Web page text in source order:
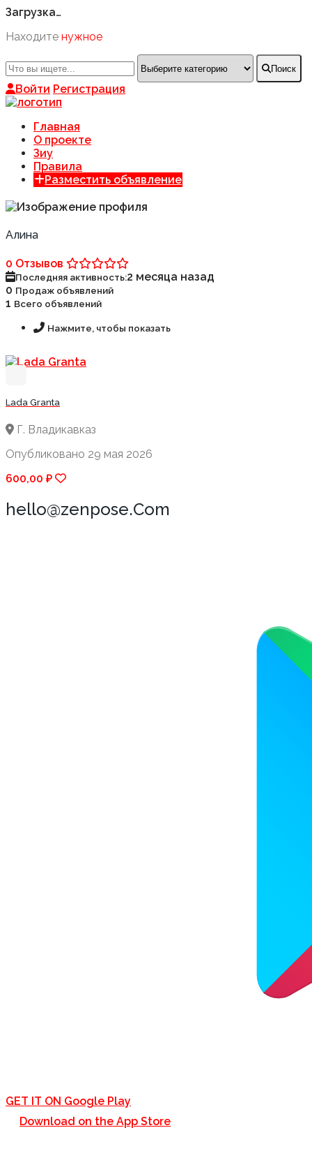
Загрузка…
Находите нужное
Поиск
Войти Регистрация
Главная
О проекте
Зиу
Правила
Разместить объявление
Алина
0 Отзывов
Последняя активность:2 месяца назад
0 Продаж объявлений
1 Всего объявлений
Нажмите, чтобы показать
Lada Granta
Г. Владикавказ
Опубликовано 29 мая 2026
600,00 ₽
hello@zenpose.Com
GET IT ON Google Play
Download on the App Store